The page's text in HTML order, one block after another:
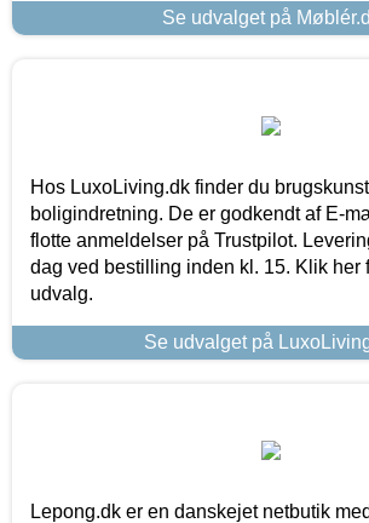
Se udvalget på
Hos LuxoLiving.dk finder du
boligindretning. De er godkendt af E-
flotte anmeldelser på Trustpilot.
dag ved bestilling inden kl. 15. Klik her
udvalg.
Se udvalget på
Lepong.dk er en danskejet netbutik